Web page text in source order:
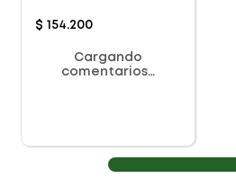
$ 154.200
Cargando
comentarios…